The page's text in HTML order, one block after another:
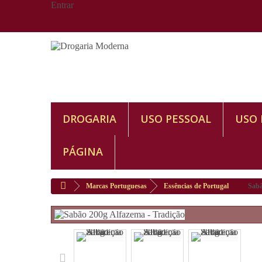
Entrar
DROGARIA USO PESSOAL USO
PÁGINA
Marcas Portuguesas Essências de Portugal